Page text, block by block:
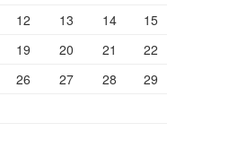
12 13 14
15
19 20 21
22
26 27 28
29